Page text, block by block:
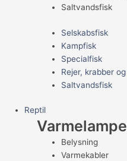
Saltvandsfisk
Selskabsfisk
Kampfisk
Specialfisk
Rejer, krabber
Saltvandsfisk
Reptil
Belysning
Varmekabler